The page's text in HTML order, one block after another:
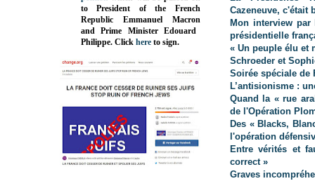
Cazeneuve, c'était
Mon interview
présidentielle
« Un peuple élu et
Schroeder et
Soirée spéciale de
L’antisionisme :
Quand la « rue
de l'Opération
Des « Blacks,
l'opération
Entre vérités et
correct »
Graves
to President of the French
Republic Emmanuel Macron
and Prime MinisterEdouard
Philippe. Click here to sign.